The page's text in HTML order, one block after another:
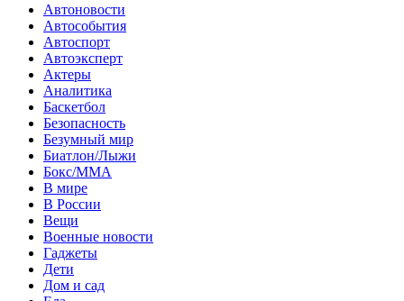
Автоновости
Автособытия
Автоспорт
Автоэксперт
Актеры
Аналитика
Баскетбол
Безопасность
Безумный мир
Биатлон/Лыжи
Бокс/MMA
В мире
В России
Вещи
Военные новости
Гаджеты
Дети
Дом и сад